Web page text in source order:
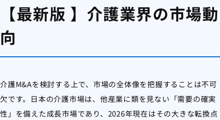
【最新版 】介護業界の市場動
向
介護M&Aを検討する上で、市場の全体像を把握することは不可
欠です。日本の介護市場は、他産業に類を見ない「需要の確実
性」を備えた成長市場であり、2026年現在はその大きな転換点